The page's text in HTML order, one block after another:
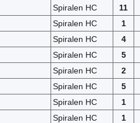
Spiralen HC
11
Spiralen HC
1
Spiralen HC
4
Spiralen HC
5
Spiralen HC 2
Spiralen HC
5
Spiralen HC
1
Spiralen HC
1